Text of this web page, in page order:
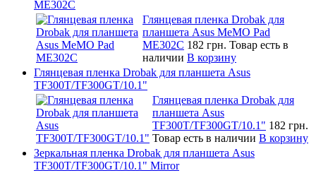
ME302C
Глянцевая пленка Drobak для
планшета Asus MeMO Pad
ME302C 182 грн. Товар есть в
наличии В корзину
Глянцевая пленка Drobak для планшета Asus
TF300T/TF300GT/10.1"
Глянцевая пленка Drobak для
планшета Asus
TF300T/TF300GT/10.1" 182 грн.
Товар есть в наличии В корзину
Зеркальная пленка Drobak для планшета Asus
TF300T/TF300GT/10.1" Mirror